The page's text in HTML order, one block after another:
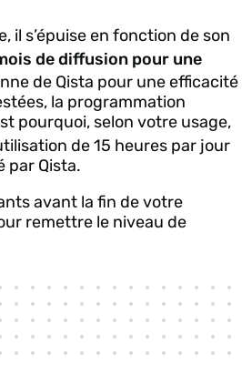
il s’épuise en fonction de son
de diffusion pour une
de Qista pour une efficacité
la programmation
pourquoi, selon votre usage,
de 15 heures par jour
par Qista.
avant la fin de votre
remettre le niveau de